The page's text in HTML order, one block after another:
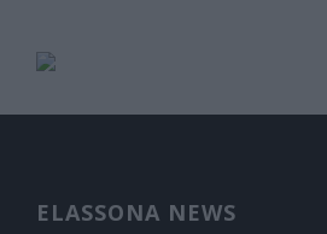
ELASSONA NEWS